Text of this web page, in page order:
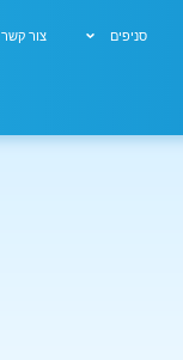
סניפים צור קשר